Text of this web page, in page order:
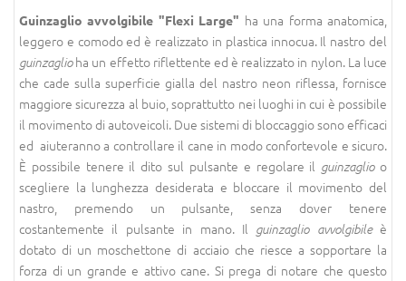
Guinzaglio avvolgibile "Flexi Large" ha una forma anatomica,
leggero e comodo ed è realizzato in plastica innocua. Il nastro del
guinzaglioha un effetto riflettente ed è realizzato in nylon. La luce
che cade sulla superficie gialla del nastro neon riflessa, fornisce
maggiore sicurezza al buio, soprattutto nei luoghi in cui è possibile
il movimento di autoveicoli. Due sistemi di bloccaggio sono efficaci
ed aiuteranno a controllare il cane in modo confortevole e sicuro.
È possibile tenere il dito sul pulsante e regolare il guinzaglioo
scegliere la lunghezza desiderata e bloccare il movimento del
nastro, premendo un pulsante, senza dover tenere
costantemente il pulsante in mano. Il guinzaglio avvolgibileè
dotato di un moschettone di acciaio che riesce a sopportare la
forza di un grande e attivo cane. Si prega di notare che questo